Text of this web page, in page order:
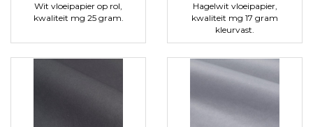
Wit vloeipapier op rol,
kwaliteit mg 25 gram.
Hagelwit vloeipapier,
kwaliteit mg 17 gram
kleurvast.